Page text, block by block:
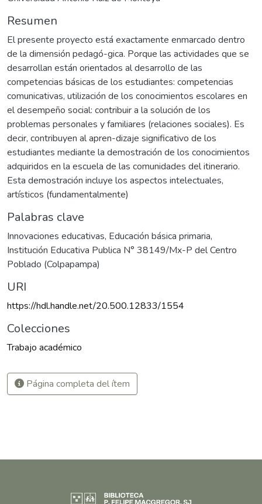
Resumen
El presente proyecto está exactamente enmarcado dentro
de la dimensión pedagó-gica. Porque las actividades que se
desarrollan están orientados al desarrollo de las
competencias básicas de los estudiantes: competencias
comunicativas, utilización de los conocimientos escolares en
el desempeño social: contribuir a la solución de los
problemas personales y familiares (relaciones sociales). Es
decir, contribuyen al apren-dizaje significativo de los
estudiantes mediante la demostración de los conocimientos
adquiridos en la escuela de las comunidades del itinerario.
Esta demostración incluye los aspectos intelectuales,
artísticos (fundamentalmente)
Palabras clave
Innovaciones educativas, Educación básica primaria,
Institución Educativa Publica N° 38149/Mx-P del Centro
Poblado (Colpapampa)
URI
https://hdl.handle.net/20.500.12833/1554
Colecciones
Trabajo académico
Página completa del ítem